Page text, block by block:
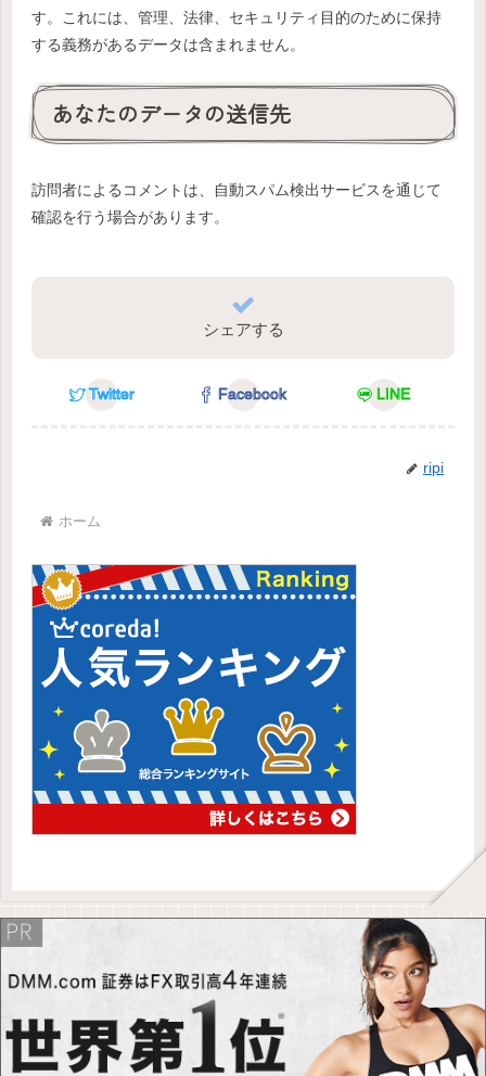
す。これには、管理、法律、セキュリティ目的のために保持
する義務があるデータは含まれません。
あなたのデータの送信先
訪問者によるコメントは、自動スパム検出サービスを通じて
確認を行う場合があります。
シェアする
Twitter Facebook LINE
ripi
ホーム